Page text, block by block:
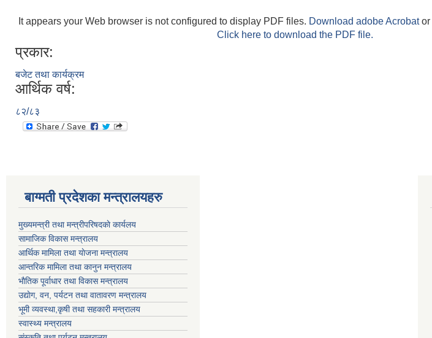
It appears your Web browser is not configured to display PDF files. Download adobe Acrobator
Click here to download the PDF file.
प्रकार:
बजेट तथा कार्यक्रम
आर्थिक वर्ष:
८२/८३
बाग्मती प्रदेशका मन्त्रालयहरु
मुख्यमन्त्री तथा मन्त्रीपरिषदकाे कार्यलय
सामाजिक विकास मन्त्रालय
आर्थिक मामिला तथा याेजना मन्त्रालय
आन्तरिक मामिला तथा कानुन मन्त्रालय
भाैतिक पूर्वाधार तथा विकास मन्त्रालय
उद्याेग, वन, पर्यटन तथा वातावरण मन्त्रालय
भूमी व्यवस्था,कृषी तथा सहकारी मन्त्रालय
स्वास्थ्य मन्त्रालय